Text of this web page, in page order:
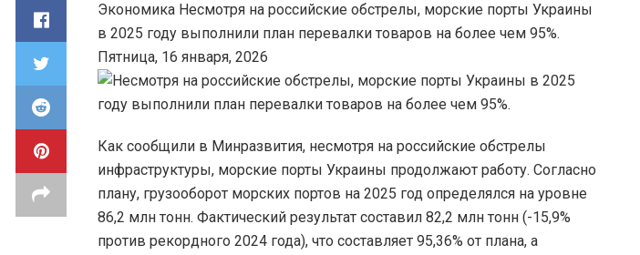
Экономика Несмотря на российские обстрелы, морские порты Украины
в 2025 году выполнили план перевалки товаров на более чем 95%.
Пятница, 16 января, 2026
Как сообщили в Минразвития, несмотря на российские обстрелы
инфраструктуры, морские порты Украины продолжают работу. Согласно
плану, грузооборот морских портов на 2025 год определялся на уровне
86,2 млн тонн. Фактический результат составил 82,2 млн тонн (-15,9%
против рекордного 2024 года), что составляет 95,36% от плана, а